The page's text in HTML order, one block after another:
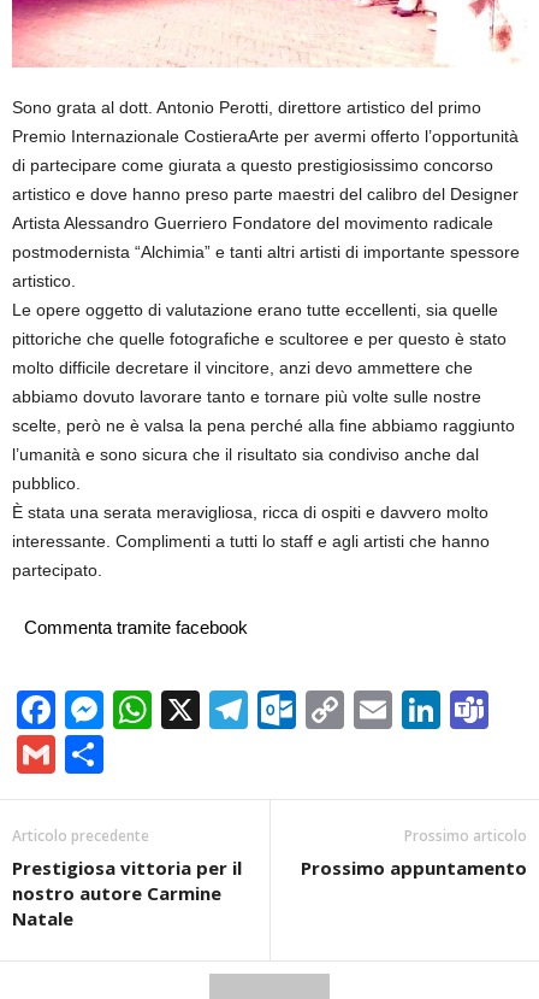
Sono grata al dott. Antonio Perotti, direttore artistico del primo
Premio Internazionale CostieraArte per avermi offerto l’opportunità
di partecipare come giurata a questo prestigiosissimo concorso
artistico e dove hanno preso parte maestri del calibro del Designer
Artista Alessandro Guerriero Fondatore del movimento radicale
postmodernista “Alchimia” e tanti altri artisti di importante spessore
artistico.
Le opere oggetto di valutazione erano tutte eccellenti, sia quelle
pittoriche che quelle fotografiche e scultoree e per questo è stato
molto difficile decretare il vincitore, anzi devo ammettere che
abbiamo dovuto lavorare tanto e tornare più volte sulle nostre
scelte, però ne è valsa la pena perché alla fine abbiamo raggiunto
l’umanità e sono sicura che il risultato sia condiviso anche dal
pubblico.
È stata una serata meravigliosa, ricca di ospiti e davvero molto
interessante. Complimenti a tutti lo staff e agli artisti che hanno
partecipato.
Commenta tramite facebook
Facebook
Messenger
WhatsApp
X Telegram
Outlook.com
CopyEmail
Gmail
Articolo precedente
Prestigiosa vittoria per il
nostro autore Carmine
Natale
Prossimo articolo
Prossimo appuntamento